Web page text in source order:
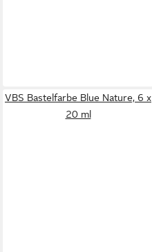
VBS Bastelfarbe Blue Nature, 6 x
20 ml